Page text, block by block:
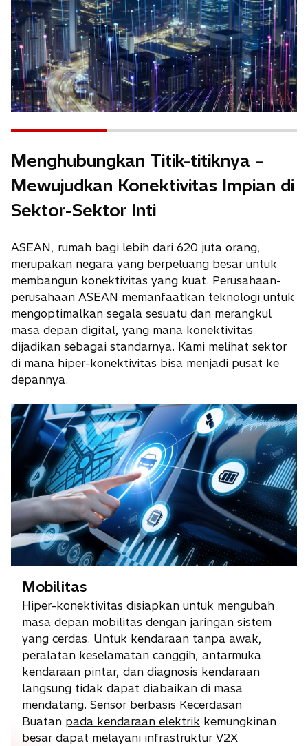
Menghubungkan Titik-titiknya –
Mewujudkan Konektivitas Impian di
Sektor-Sektor Inti
ASEAN, rumah bagi lebih dari 620 juta orang,
merupakan negara yang berpeluang besar untuk
membangun konektivitas yang kuat. Perusahaan-
perusahaan ASEAN memanfaatkan teknologi untuk
mengoptimalkan segala sesuatu dan merangkul
masa depan digital, yang mana konektivitas
dijadikan sebagai standarnya. Kami melihat sektor
di mana hiper-konektivitas bisa menjadi pusat ke
depannya.
Mobilitas
Hiper-konektivitas disiapkan untuk mengubah
masa depan mobilitas dengan jaringan sistem
yang cerdas. Untuk kendaraan tanpa awak,
peralatan keselamatan canggih, antarmuka
kendaraan pintar, dan diagnosis kendaraan
langsung tidak dapat diabaikan di masa
mendatang. Sensor berbasis Kecerdasan
Buatan pada kendaraan elektrik kemungkinan
besar dapat melayani infrastruktur V2X